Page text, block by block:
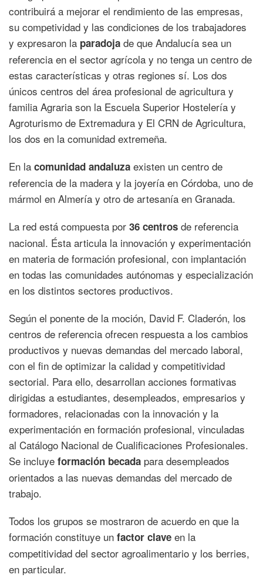
contribuirá a mejorar el rendimiento de las empresas,
su competividad y las condiciones de los trabajadores
y expresaron la paradoja de que Andalucía sea un
referencia en el sector agrícola y no tenga un centro de
estas características y otras regiones sí. Los dos
únicos centros del área profesional de agricultura y
familia Agraria son la Escuela Superior Hostelería y
Agroturismo de Extremadura y El CRN de Agricultura,
los dos en la comunidad extremeña.
En la comunidad andaluza existen un centro de
referencia de la madera y la joyería en Córdoba, uno de
mármol en Almería y otro de artesanía en Granada.
La red está compuesta por 36 centros de referencia
nacional. Ésta articula la innovación y experimentación
en materia de formación profesional, con implantación
en todas las comunidades autónomas y especialización
en los distintos sectores productivos.
Según el ponente de la moción, David F. Claderón, los
centros de referencia ofrecen respuesta a los cambios
productivos y nuevas demandas del mercado laboral,
con el fin de optimizar la calidad y competitividad
sectorial. Para ello, desarrollan acciones formativas
dirigidas a estudiantes, desempleados, empresarios y
formadores, relacionadas con la innovación y la
experimentación en formación profesional, vinculadas
al Catálogo Nacional de Cualificaciones Profesionales.
Se incluye formación becada para desempleados
orientados a las nuevas demandas del mercado de
trabajo.
Todos los grupos se mostraron de acuerdo en que la
formación constituye un factor clave en la
competitividad del sector agroalimentario y los berries,
en particular.